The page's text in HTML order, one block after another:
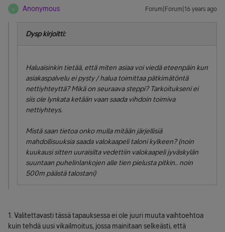
A Anonymous Forum|Forum|16 years ago
Dysp kirjoitti:
Haluaisinkin tietää, että miten asiaa voi viedä eteenpäin kun
asiakaspalvelu ei pysty / halua toimittaa pätkimätöntä
nettiyhteyttä? Mikä on seuraava steppi? Tarkoitukseni ei
siis ole lynkata ketään vaan saada vihdoin toimiva
nettiyhteys.
Mistä saan tietoa onko mulla mitään järjellisiä
mahdollisuuksia saada valokaapeli taloni kylkeen? (noin
kuukausi sitten uuraisilta vedettiin valokaapeli jyväskylän
suuntaan puhelinlankojen alle tien pielusta pitkin.. noin
500m päästä talostani)
1. Valitettavasti tässä tapauksessa ei ole juuri muuta vaihtoehtoa
kuin tehdä uusi vikailmoitus, jossa mainitaan selkeästi, että